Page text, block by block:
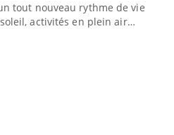
tout nouveau rythme de vie !
activités en plein air…